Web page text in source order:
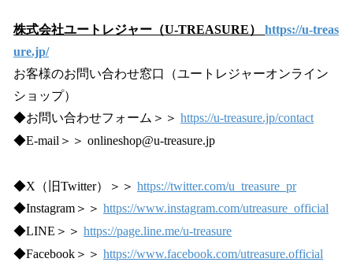
株式会社ユートレジャー（U-TREASURE） https://u-treas
ure.jp/
お客様のお問い合わせ窓口（ユートレジャーオンライン
ショップ）
◆お問い合わせフォーム＞＞ https://u-treasure.jp/contact
◆E-mail＞＞ onlineshop@u-treasure.jp
◆X（旧Twitter）＞＞ https://twitter.com/u_treasure_pr
◆Instagram＞＞ https://www.instagram.com/utreasure_official
◆LINE＞＞ https://page.line.me/u-treasure
◆Facebook＞＞ https://www.facebook.com/utreasure.official